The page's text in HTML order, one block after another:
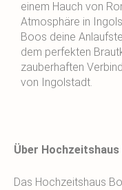
einem Hauch von
Atmosphäre in
Boos deine
dem perfekten
zauberhaften
von Ingolstadt.
Über
Das Hochzeitshaus